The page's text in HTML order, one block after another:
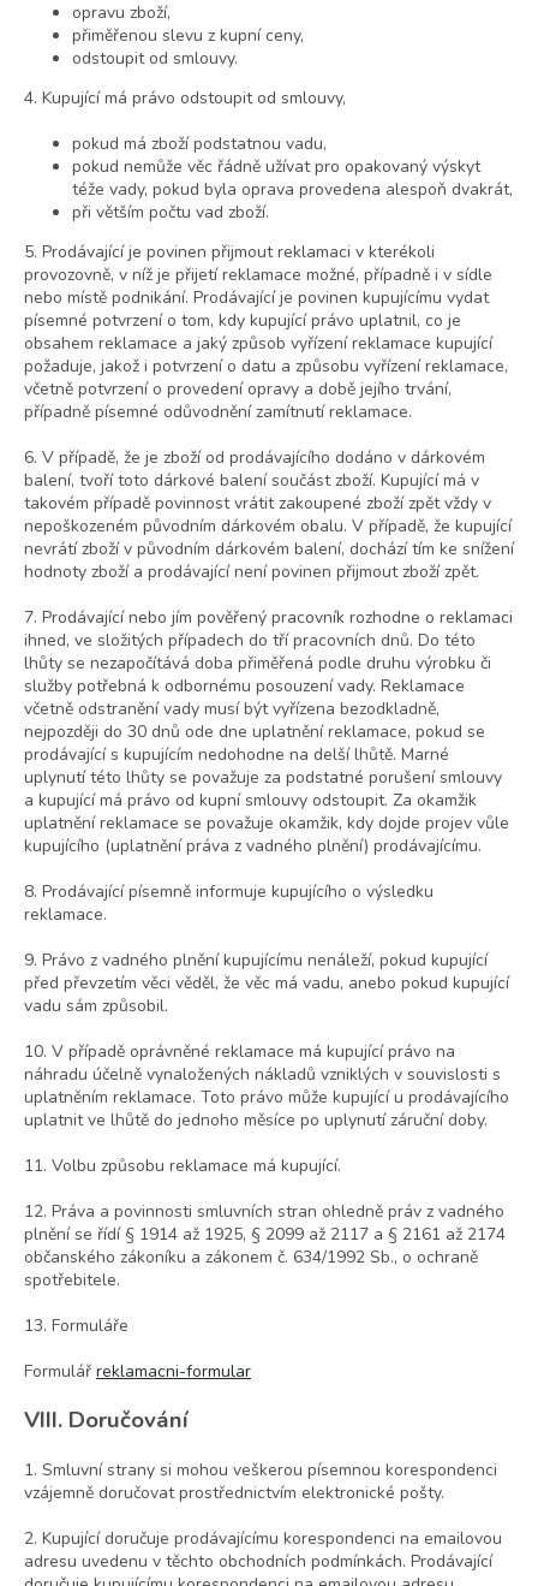
opravu zboží,
přiměřenou slevu z kupní ceny,
odstoupit od smlouvy.
4. Kupující má právo odstoupit od smlouvy,
pokud má zboží podstatnou vadu,
pokud nemůže věc řádně užívat pro opakovaný výskyt
téže vady, pokud byla oprava provedena alespoň dvakrát,
při větším počtu vad zboží.
5. Prodávající je povinen přijmout reklamaci v kterékoli
provozovně, v níž je přijetí reklamace možné, případně i v sídle
nebo místě podnikání. Prodávající je povinen kupujícímu vydat
písemné potvrzení o tom, kdy kupující právo uplatnil, co je
obsahem reklamace a jaký způsob vyřízení reklamace kupující
požaduje, jakož i potvrzení o datu a způsobu vyřízení reklamace,
včetně potvrzení o provedení opravy a době jejího trvání,
případně písemné odůvodnění zamítnutí reklamace.
6. V případě, že je zboží od prodávajícího dodáno v dárkovém
balení, tvoří toto dárkové balení součást zboží. Kupující má v
takovém případě povinnost vrátit zakoupené zboží zpět vždy v
nepoškozeném původním dárkovém obalu. V případě, že kupující
nevrátí zboží v původním dárkovém balení, dochází tím ke snížení
hodnoty zboží a prodávající není povinen přijmout zboží zpět.
7. Prodávající nebo jím pověřený pracovník rozhodne o reklamaci
ihned, ve složitých případech do tří pracovních dnů. Do této
lhůty se nezapočítává doba přiměřená podle druhu výrobku či
služby potřebná k odbornému posouzení vady. Reklamace
včetně odstranění vady musí být vyřízena bezodkladně,
nejpozději do 30 dnů ode dne uplatnění reklamace, pokud se
prodávající s kupujícím nedohodne na delší lhůtě. Marné
uplynutí této lhůty se považuje za podstatné porušení smlouvy
a kupující má právo od kupní smlouvy odstoupit. Za okamžik
uplatnění reklamace se považuje okamžik, kdy dojde projev vůle
kupujícího (uplatnění práva z vadného plnění) prodávajícímu.
8. Prodávající písemně informuje kupujícího o výsledku
reklamace.
9. Právo z vadného plnění kupujícímu nenáleží, pokud kupující
před převzetím věci věděl, že věc má vadu, anebo pokud kupující
vadu sám způsobil.
10. V případě oprávněné reklamace má kupující právo na
náhradu účelně vynaložených nákladů vzniklých v souvislosti s
uplatněním reklamace. Toto právo může kupující u prodávajícího
uplatnit ve lhůtě do jednoho měsíce po uplynutí záruční doby.
11. Volbu způsobu reklamace má kupující.
12. Práva a povinnosti smluvních stran ohledně práv z vadného
plnění se řídí § 1914 až 1925, § 2099 až 2117 a § 2161 až 2174
občanského zákoníku a zákonem č. 634/1992 Sb., o ochraně
spotřebitele.
13. Formuláře
Formulář reklamacni-formular
VIII. Doručování
1. Smluvní strany si mohou veškerou písemnou korespondenci
vzájemně doručovat prostřednictvím elektronické pošty.
2. Kupující doručuje prodávajícímu korespondenci na emailovou
adresu uvedenu v těchto obchodních podmínkách. Prodávající